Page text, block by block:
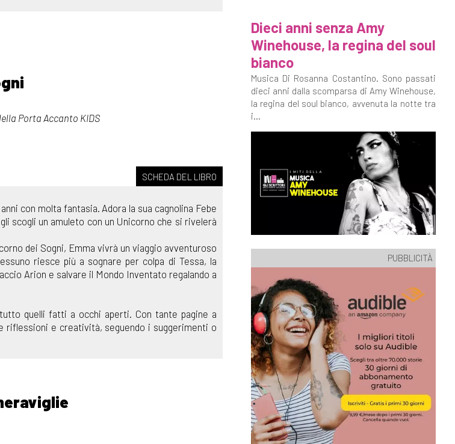
Porta Accanto KIDS
SCHEDA DEL LIBRO
con molta fantasia. Adora la sua cagnolina Febe
scogli un amuleto con un Unicorno che si rivelerà
dei Sogni, Emma vivrà un viaggio avventuroso
riesce più a sognare per colpa di Tessa, la
Arion e salvare il Mondo Inventato regalando a
quelli fatti a occhi aperti. Con tante pagine a
riflessioni e creatività, seguendo i suggerimenti o
Dieci anni senza Amy
Winehouse, la regina del soul
bianco
Musica Di Rosanna Costantino. Sono passati
dieci anni dalla scomparsa di Amy Winehouse,
la regina del soul bianco, avvenuta la notte tra
i...
PUBBLICITÀ